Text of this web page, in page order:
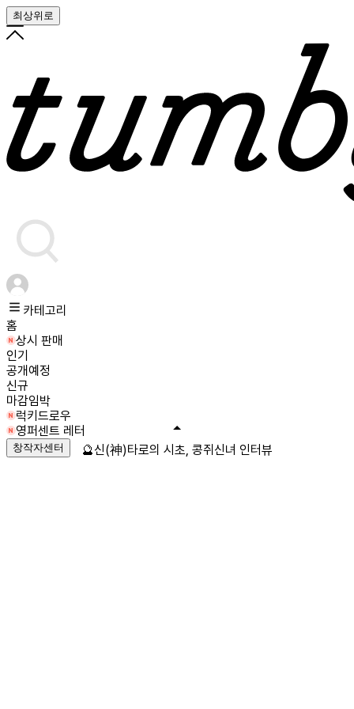
최상위로
카테고리
홈
상시 판매
인기
공개예정
신규
마감임박
럭키드로우
영퍼센트 레터
창작자센터 🔮신(神)타로의 시초, 콩쥐신녀 인터뷰